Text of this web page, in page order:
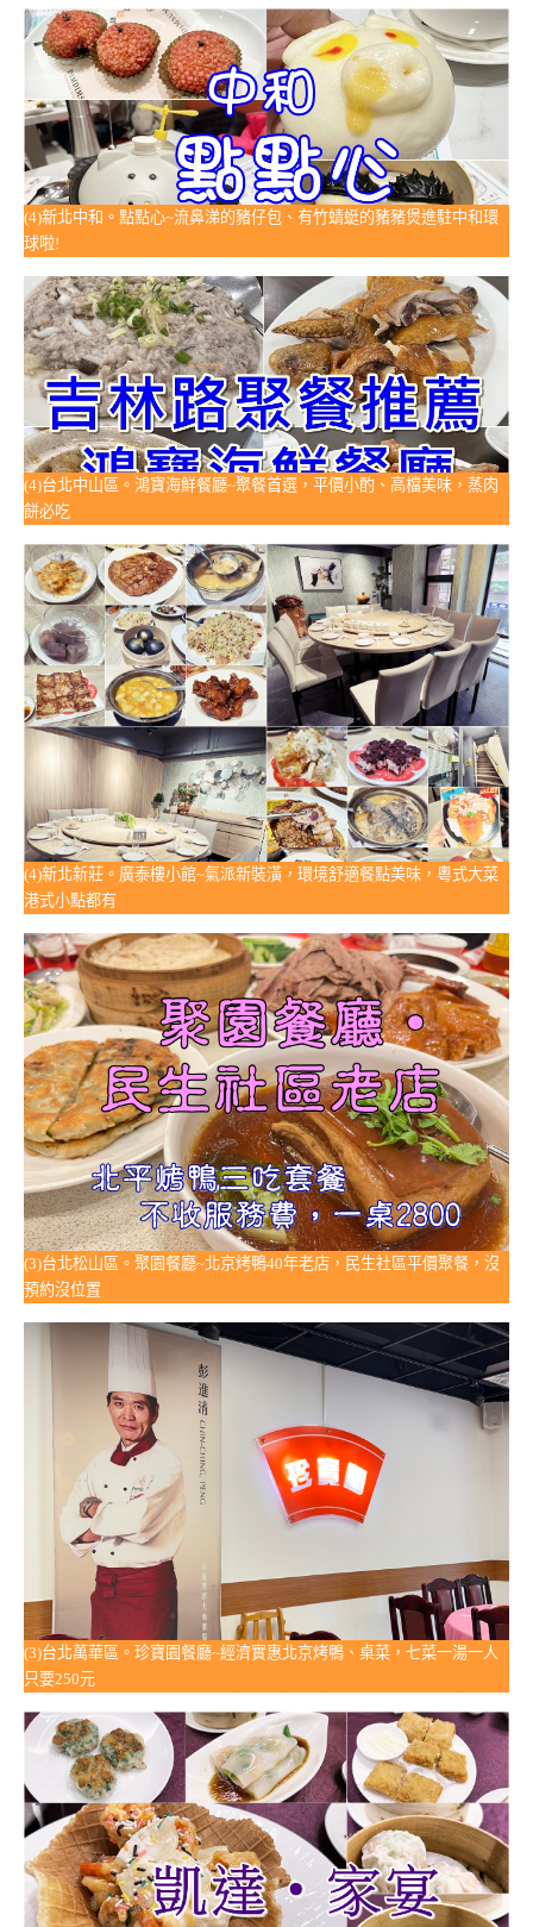
(4)新北中和。點點心~流鼻涕的豬仔包、有竹蜻蜓的豬豬煲進駐中和環
球啦!
(4)台北中山區。鴻寶海鮮餐廳~聚餐首選，平價小酌、高檔美味，蒸肉
餅必吃
(4)新北新莊。廣泰樓小館~氣派新裝潢，環境舒適餐點美味，粵式大菜
港式小點都有
(3)台北松山區。聚園餐廳~北京烤鴨40年老店，民生社區平價聚餐，沒
預約沒位置
(3)台北萬華區。珍寶園餐廳~經濟實惠北京烤鴨、桌菜，七菜一湯一人
只要250元